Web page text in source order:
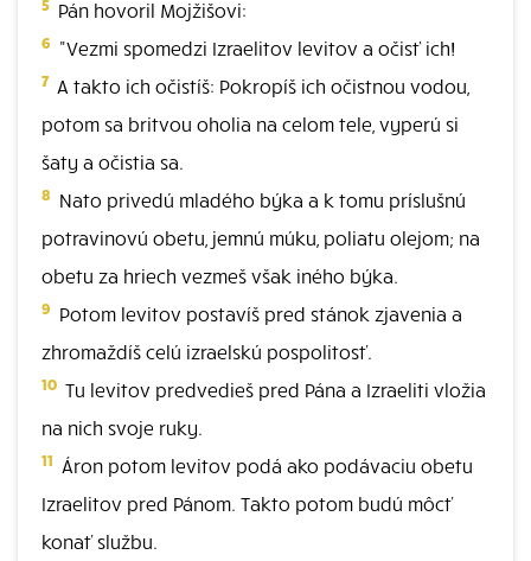
Pán hovoril Mojžišovi:
6 "Vezmi spomedzi Izraelitov levitov a očisť ich!
7 A takto ich očistíš: Pokropíš ich očistnou vodou,
potom sa britvou oholia na celom tele, vyperú si
šaty a očistia sa.
8 Nato privedú mladého býka a k tomu príslušnú
potravinovú obetu, jemnú múku, poliatu olejom; na
obetu za hriech vezmeš však iného býka.
9 Potom levitov postavíš pred stánok zjavenia a
zhromaždíš celú izraelskú pospolitosť.
10 Tu levitov predvedieš pred Pána a Izraeliti vložia
na nich svoje ruky.
11 Áron potom levitov podá ako podávaciu obetu
Izraelitov pred Pánom. Takto potom budú môcť
konať službu.